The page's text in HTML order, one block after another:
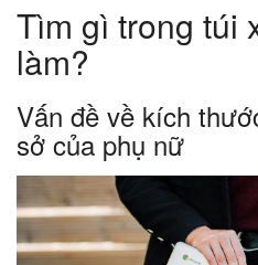
Tìm gì trong túi
làm?
Vấn đề về kích
sở của phụ nữ